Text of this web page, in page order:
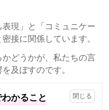
現」と「コミュニケー
接に関係しています。
どうかが、私たちの言
及ぼすのです。
かること